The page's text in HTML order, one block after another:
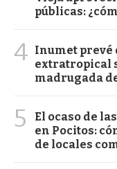
públicas:
4 Inumet prevé
extratropical
madrugada
5
El ocaso de
en Pocitos:
de locales